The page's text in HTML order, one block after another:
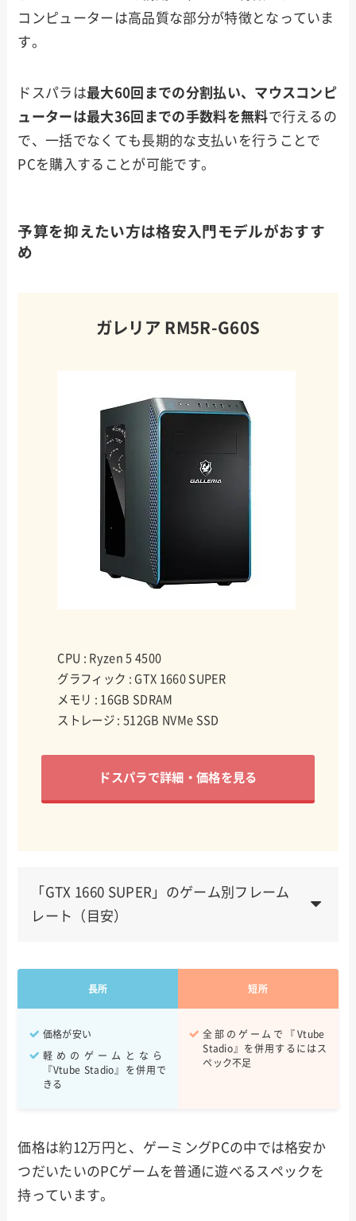
コンピューターは高品質な部分が特徴となっていま
す。
ドスパラは最大60回までの分割払い、マウスコンピ
ューターは最大36回までの手数料を無料で行えるの
で、一括でなくても長期的な支払いを行うことで
PCを購入することが可能です。
予算を抑えたい方は格安入門モデルがおすす
め
ガレリア RM5R-G60S
CPU : Ryzen 5 4500
グラフィック : GTX 1660 SUPER
メモリ : 16GB SDRAM
ストレージ : 512GB NVMe SSD
ドスパラで詳細・価格を見る
「GTX 1660 SUPER」のゲーム別フレーム
レート（目安）
VALORANT 240fps~
Fortnite 200~300fps
Escape From Tarkov 80~100fps
長所 短所
価格が安い
軽めのゲームとなら
『Vtube Stadio』を併用で
きる
全部のゲームで『Vtube
Stadio』を併用するにはス
ペック不足
価格は約12万円と、ゲーミングPCの中では格安か
つだいたいのPCゲームを普通に遊べるスペックを
持っています。